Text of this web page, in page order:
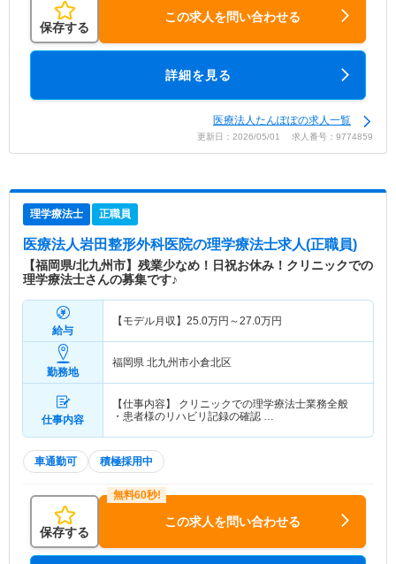
保存する
この求人を問い合わせる
詳細を見る
医療法人たんぽぽの求人一覧
更新日：2026/05/01 求人番号：9774859
理学療法士 正職員
医療法人岩田整形外科医院の理学療法士求人(正職員)
【福岡県/北九州市】残業少なめ！日祝お休み！クリニックでの
理学療法士さんの募集です♪
給与
【モデル月収】 25.0万円～27.0万円
勤務地
福岡県 北九州市小倉北区
仕事内容
【仕事内容】 クリニックでの理学療法士業務全般
・患者様のリハビリ記録の確認 …
車通勤可 積極採用中
保存する
この求人を問い合わせる